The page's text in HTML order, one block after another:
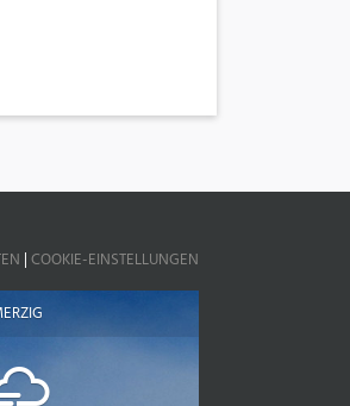
|COOKIE-EINSTELLUNGEN